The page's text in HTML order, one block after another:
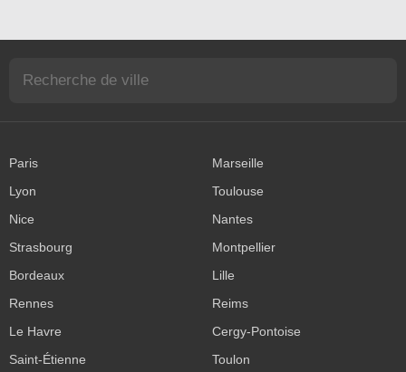
Paris
Marseille
Lyon
Toulouse
Nice
Nantes
Strasbourg
Montpellier
Bordeaux
Lille
Rennes
Reims
Le Havre
Cergy-Pontoise
Saint-Étienne
Toulon